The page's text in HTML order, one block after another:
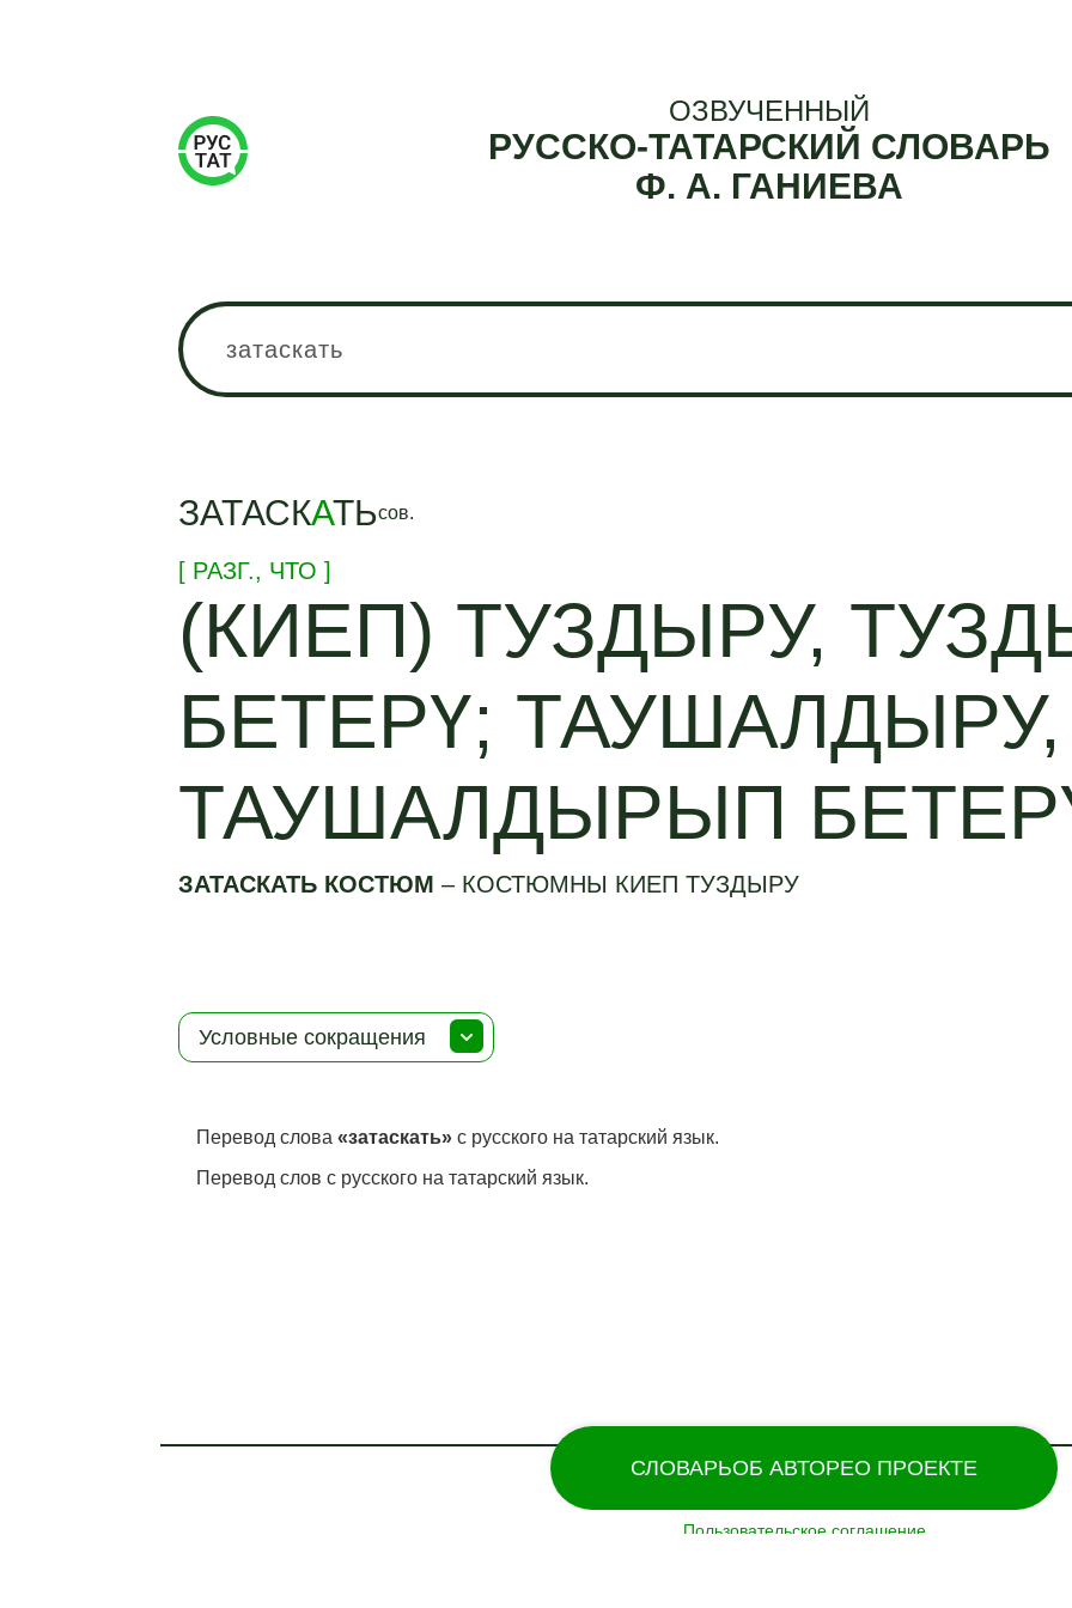
СЛОВАРЬОБ АВТОРЕО ПРОЕКТЕ
ОЗВУЧЕННЫЙ
РУССКО-ТАТАРСКИЙ СЛОВАРЬ
Ф. А. ГАНИЕВА
ЗАТАСКАТЬсов.
[ РАЗГ., ЧТО ]
(КИЕП) ТУЗДЫРУ,
БЕТЕРҮ; ТАУШАЛДЫРУ,
ТАУШАЛДЫРЫП
ЗАТАСКАТЬ КОСТЮМ– КОСТЮМНЫ КИЕП ТУЗДЫРУ
Условные сокращения
Перевод слова«затаскать» с русского на татарский язык.
Перевод слов с русского на татарский язык.
Пользовательское соглашение